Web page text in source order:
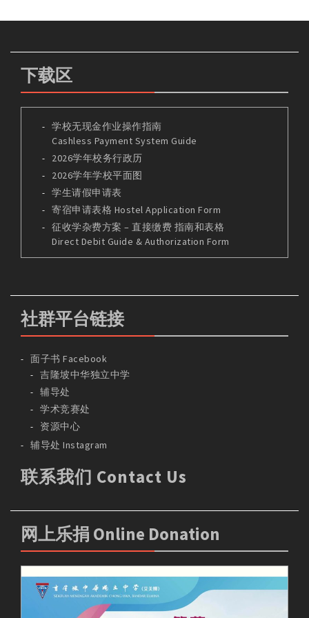
下载区
学校无现金作业操作指南
Cashless Payment System Guide
2026学年校务行政历
2026学年学校平面图
学生请假申请表
寄宿申请表格 Hostel Application Form
征收学杂费方案 – 直接缴费 指南和表格
Direct Debit Guide & Authorization Form
社群平台链接
面子书 Facebook
吉隆坡中华独立中学
辅导处
学术竞赛处
资源中心
辅导处 Instagram
联系我们 Contact Us
网上乐捐 Online Donation